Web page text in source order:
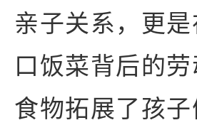
亲子关系，更
口饭菜背后的
食物拓展了孩